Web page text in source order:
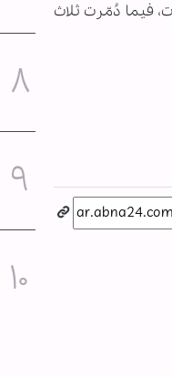
تضررت جراء الهجمات، فيما دُمّرت ثلاث